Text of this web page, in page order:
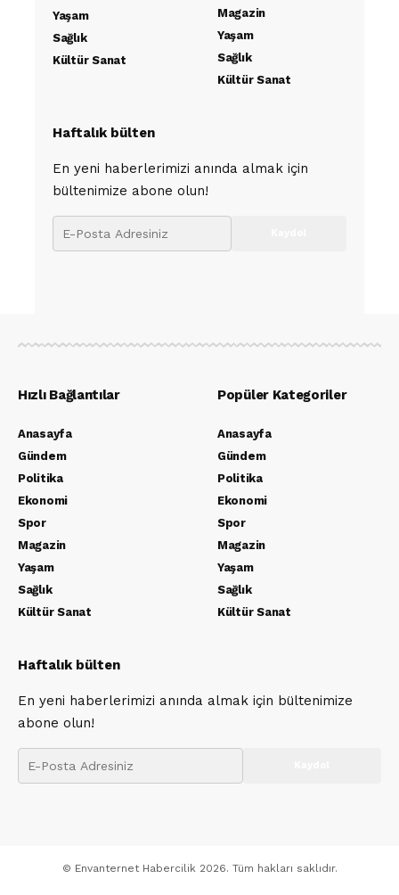
Yaşam
Sağlık
Kültür Sanat
Magazin
Yaşam
Sağlık
Kültür Sanat
Haftalık bülten
En yeni haberlerimizi anında almak için
bültenimize abone olun!
Hızlı Bağlantılar
Anasayfa
Gündem
Politika
Ekonomi
Spor
Magazin
Yaşam
Sağlık
Kültür Sanat
Popüler Kategoriler
Anasayfa
Gündem
Politika
Ekonomi
Spor
Magazin
Yaşam
Sağlık
Kültür Sanat
Haftalık bülten
En yeni haberlerimizi anında almak için bültenimize
abone olun!
© Envanternet Habercilik 2026. Tüm hakları saklıdır.